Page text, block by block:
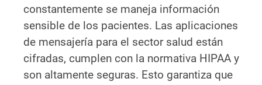
constantemente se maneja información
sensible de los pacientes. Las aplicaciones
de mensajería para el sector salud están
cifradas, cumplen con la normativa HIPAA y
son altamente seguras. Esto garantiza que